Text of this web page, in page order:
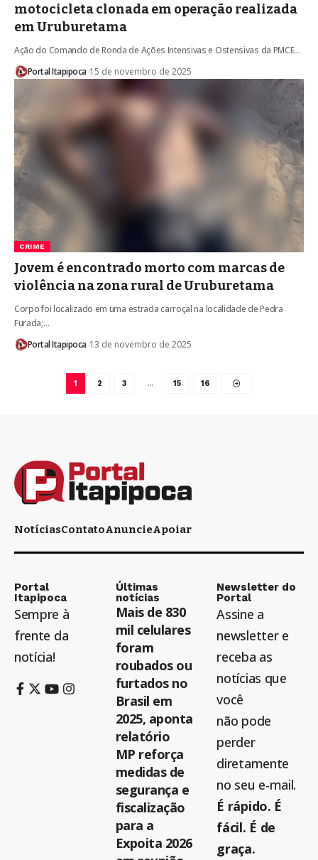
motocicleta clonada em operação realizada
em Uruburetama
Ação do Comando de Ronda de Ações Intensivas e Ostensivas da PMCE…
Portal Itapipoca 15 de novembro de 2025
CRIME
Jovem é encontrado morto com marcas de
violência na zona rural de Uruburetama
Corpo foi localizado em uma estrada carroçal na localidade de Pedra
Furada;…
Portal Itapipoca 13 de novembro de 2025
1 2 3 … 15 16
NotíciasContatoAnuncieApoiar
Portal
Itapipoca
Sempre à
frente da
notícia!
Últimas
notícias
Mais de 830
mil celulares
foram
roubados ou
furtados no
Brasil em
2025, aponta
relatório
MP reforça
medidas de
segurança e
fiscalização
para a
Expoita 2026
Newsletter do
Portal
Assine a
newsletter e
receba as
notícias que
você
não pode
perder
diretamente
no seu e-mail.
É rápido. É
fácil. É de
graça.